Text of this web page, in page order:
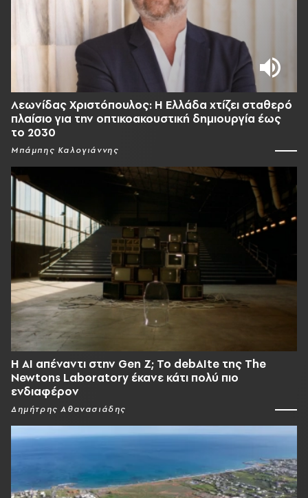
Λεωνίδας Χριστόπουλος: Η Ελλάδα χτίζει σταθερό
πλαίσιο για την οπτικοακουστική δημιουργία έως
το 2030
Μπάμπης Καλογιάννης
Η AI απέναντι στην Gen Z; Το debAIte της The
Newtons Laboratory έκανε κάτι πολύ πιο
ενδιαφέρον
Δημήτρης Αθανασιάδης